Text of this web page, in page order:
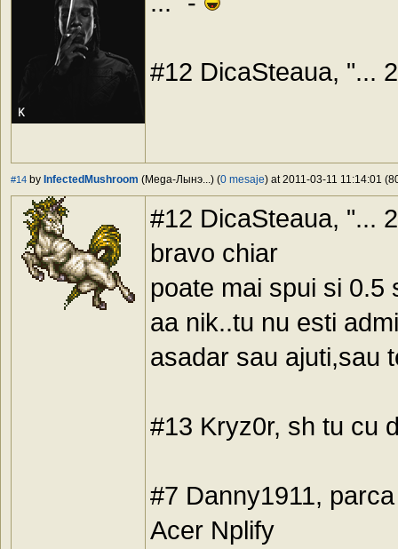
#12 DicaSteaua, "...
#14 by InfectedMushroom (Mega-Лынэ...) (0 mesaje) at 2011-03-11 11:14:01
#12 DicaSteaua, "...
bravo chiar
poate mai spui si 0.5
aa nik..tu nu esti
asadar sau ajuti,sau
#13 Kryz0r, sh tu cu
#7 Danny1911,
Acer Nplify